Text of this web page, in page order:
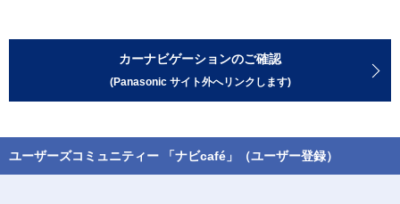
カーナビゲーションのご確認
(Panasonic サイト外へリンクします)
ユーザーズコミュニティー 「ナビcafé」（ユーザー登録）